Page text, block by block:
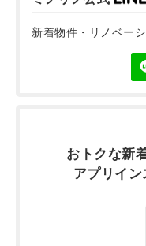
新着物件・リノベー
おトクな新
アプリイ